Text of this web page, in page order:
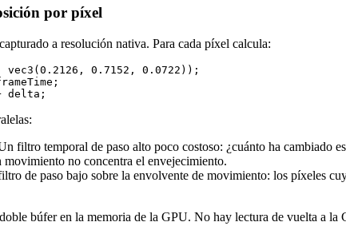
por píxel
a resolución nativa. Para cada píxel calcula:
0.7152, 0.0722));
filtro temporal de paso alto poco costoso: ¿cuánto ha cambiado
no concentra el envejecimiento.
de paso bajo sobre la envolvente de movimiento: los píxeles
búfer en la memoria de la GPU. No hay lectura de vuelta a la